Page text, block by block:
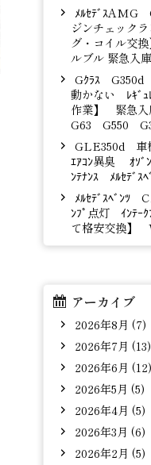
ﾒﾙｾﾃﾞｽ
ジンチェック
グ・コイル交
ルブル 緊急入庫
Gｸﾗｽ
動かない ﾚｷﾞ
作業】 緊急
G63 G550
GLE350d 車
ｴｱｺﾝ異臭 ｵｿ
ﾝﾃﾅﾝｽ ﾒﾙｾﾃﾞｽ
ﾒﾙｾﾃﾞｽﾍﾞﾝﾂ
ﾝﾌﾟ点灯 ｲﾝﾃｰ
て格安交換
アーカイブ
2026年8月 (7)
2026年7月 (13)
2026年6月 (12)
2026年5月 (5)
2026年4月 (5)
2026年3月 (6)
2026年2月 (5)